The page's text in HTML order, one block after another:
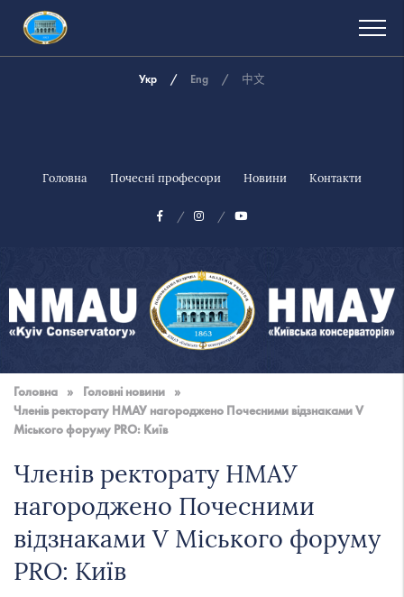
Укр Eng 中文
Головна Почесні професори Новини Контакти
музична
академія
України
Головна » Головні новини
»
Членів ректорату НМАУ нагороджено Почесними відзнаками V
Міського форуму PRO: Київ
Членів ректорату НМАУ
нагороджено Почесними
відзнаками V Міського форуму
PRO: Київ